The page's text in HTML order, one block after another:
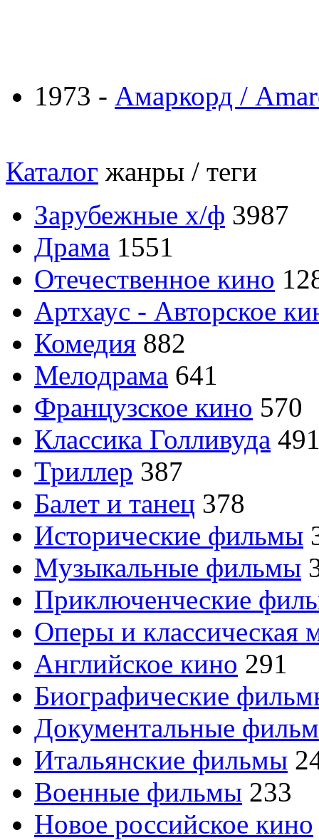
1973 - Амаркорд /
Каталог жанры / теги
Зарубежные х/ф 3987
Драма 1551
Отечественное кино
Артхаус - Авторское
Комедия 882
Мелодрама 641
Французское кино 570
Классика Голливуда
Триллер 387
Балет и танец 378
Исторические фильмы
Музыкальные фильмы
Приключенческие
Оперы и классическая
Английское кино 291
Биографические
Документальные
Итальянские фильмы
Военные фильмы 233
Новое российское кино